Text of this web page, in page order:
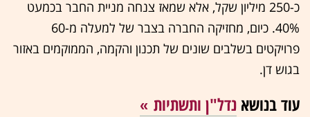
כ-250 מיליון שקל, אלא שמאז צנחה מניית החבר בכמעט
40%. כיום, מחזיקה החברה בצבר של למעלה מ-60
פרויקטים בשלבים שונים של תכנון והקמה, הממוקמים באזור
בגוש דן.
עוד בנושא נדל"ן ותשתיות